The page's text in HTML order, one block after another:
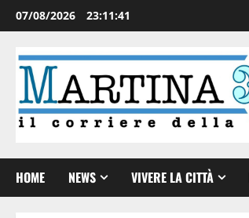
07/08/2026 23:11:42
HOME NEWS VIVERE LA CITTÀ